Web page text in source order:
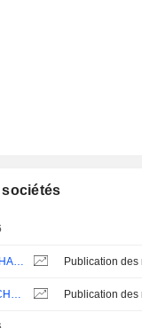
BERKSHIRE HATHAWAY INC.
CAMBRICON TECHNOLOGIES CORPORATION LIMITED